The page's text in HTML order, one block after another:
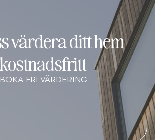
värdera ditt hem
kostnadsfritt
BOKA FRI VÄRDERING